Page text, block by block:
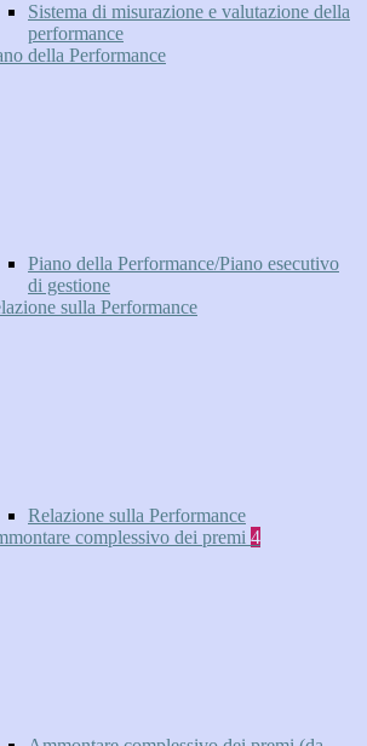
Sistema di misurazione e valutazione della
performance
della Performance
Piano della Performance/Piano esecutivo
di gestione
sulla Performance
Relazione sulla Performance
complessivo dei premi 4